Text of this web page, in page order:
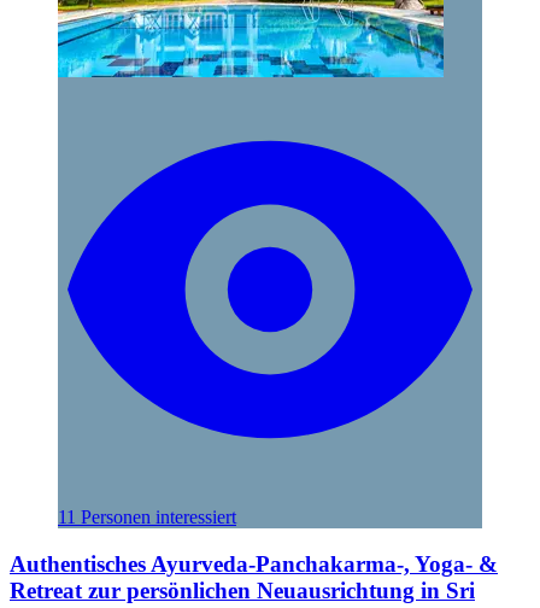
11 Personen interessiert
Authentisches Ayurveda-Panchakarma-, Yoga- &
Retreat zur persönlichen Neuausrichtung in Sri